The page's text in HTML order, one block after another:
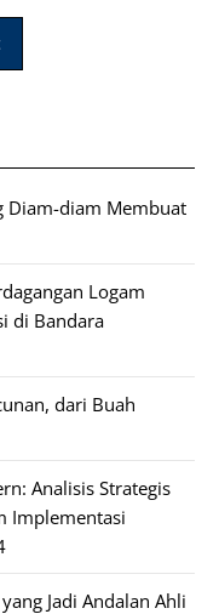
Diam-diam Membuat
Logam
di Bandara
dari Buah
Analisis Strategis
Implementasi
Jadi Andalan Ahli